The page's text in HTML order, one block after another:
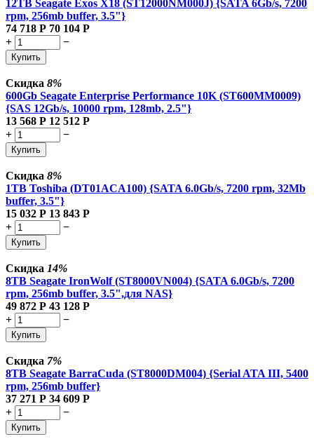
12TB Seagate Exos X18 (ST12000NM000J) {SATA 6Gb/s, 7200
rpm, 256mb buffer, 3.5"}
74 718 Р 70 104 Р
+
−
Купить
Скидка 8%
600Gb Seagate Enterprise Performance 10K (ST600MM0009)
{SAS 12Gb/s, 10000 rpm, 128mb, 2.5"}
13 568 Р 12 512 Р
+
−
Купить
Скидка 8%
1TB Toshiba (DT01ACA100) {SATA 6.0Gb/s, 7200 rpm, 32Mb
buffer, 3.5"}
15 032 Р 13 843 Р
+
−
Купить
Скидка 14%
8TB Seagate IronWolf (ST8000VN004) {SATA 6.0Gb/s, 7200
rpm, 256mb buffer, 3.5",для NAS}
49 872 Р 43 128 Р
+
−
Купить
Скидка 7%
8TB Seagate BarraCuda (ST8000DM004) {Serial ATA III, 5400
rpm, 256mb buffer}
37 271 Р 34 609 Р
+
−
Купить